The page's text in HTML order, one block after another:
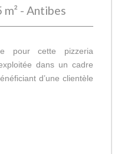
m² - Antibes
pour cette pizzeria
dans un cadre
d’une clientèle